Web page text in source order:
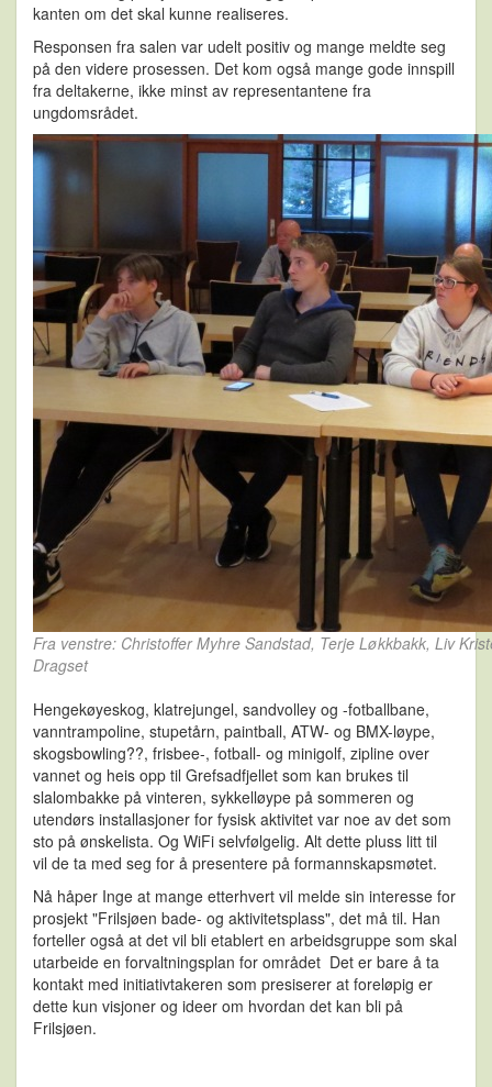
kanten om det skal kunne realiseres.
Responsen fra salen var udelt positiv og mange meldte seg
på den videre prosessen. Det kom også mange gode innspill
fra deltakerne, ikke minst av representantene fra
ungdomsrådet.
Fra venstre: Christoffer Myhre Sandstad, Terje Løkkbakk, Liv
Dragset
Hengekøyeskog, klatrejungel, sandvolley og -fotballbane,
vanntrampoline, stupetårn, paintball, ATW- og BMX-løype,
skogsbowling??, frisbee-, fotball- og minigolf, zipline over
vannet og heis opp til Grefsadfjellet som kan brukes til
slalombakke på vinteren, sykkelløype på sommeren og
utendørs installasjoner for fysisk aktivitet var noe av det som
sto på ønskelista. Og WiFi selvfølgelig. Alt dette pluss litt til
vil de ta med seg for å presentere på formannskapsmøtet.
Nå håper Inge at mange etterhvert vil melde sin interesse for
prosjekt "Frilsjøen bade- og aktivitetsplass", det må til. Han
forteller også at det vil bli etablert en arbeidsgruppe som skal
utarbeide en forvaltningsplan for området Det er bare å ta
kontakt med initiativtakeren som presiserer at foreløpig er
dette kun visjoner og ideer om hvordan det kan bli på
Frilsjøen.